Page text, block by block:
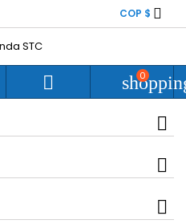
COP $ 
 0